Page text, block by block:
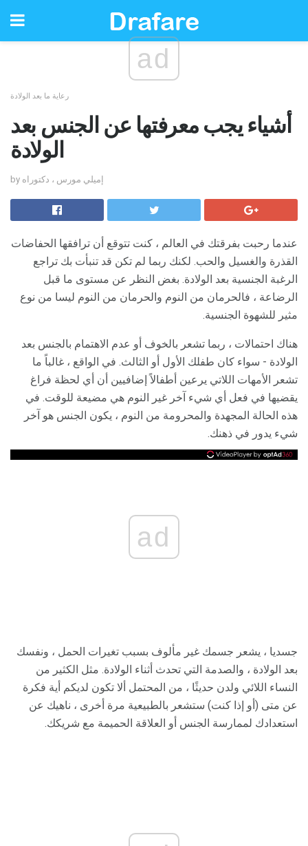
ad
رعاية ما بعد الولادة
أشياء يجب معرفتها عن الجنس بعد
الولادة
by إميلي مورس ، دكتوراه
عندما رحبت بفرقتك في العالم ، كنت تتوقع أن ترافقها الحفاضات
القذرة والغسيل والحب. لكنك ربما لم تكن قد تنبأت بك تراجع
الرغبة الجنسية بعد الولادة. بغض النظر عن مستوى ما قبل
الرضاعة ، فالحرمان من النوم والحرمان من النوم ليسا من نوع
مثير للشهوة الجنسية.
هناك احتمالات ، ربما تشعر بالخوف أو عدم الاهتمام بالجنس بعد
الولادة - سواء كان طفلك الأول أو الثالث. في الواقع ، غالباً ما
تشعر الأمهات اللاتي يرعين أطفالاً إضافيين أن أي لحظة فراغ
يقضيها في فعل أي شيء آخر غير النوم هي مضيعة للوقت. في
هذه الحالة المجهدة والمحرومة من النوم ، يكون الجنس هو آخر
شيء يدور في ذهنك.
ad
جسديا ، يشعر جسمك غير مألوف بسبب تغيرات الحمل ، ونفسك
بعد الولادة ، والصدمة التي تحدث أثناء الولادة. مثل الكثير من
النساء اللائي ولدن حديثًا ، من المحتمل ألا تكون لديكم أية فكرة
عن متى (أو إذا كنت) ستشعر بالطبيعية مرة أخرى ، ناهيك عن
استعدادك لممارسة الجنس أو العلاقة الحميمة مع شريكك.